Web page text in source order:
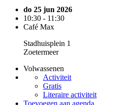
do 25 jun 2026
10:30 - 11:30
Café Max
Stadhuisplein 1
Zoetermeer
Volwassenen
Activiteit
Gratis
Literaire activiteit
Toevoegen aan agenda